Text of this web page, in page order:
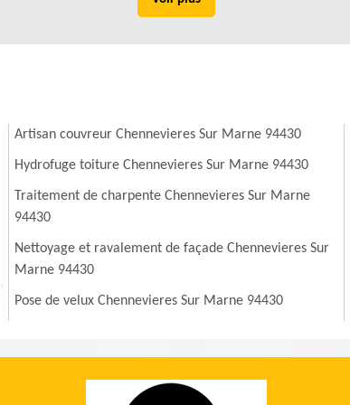
Artisan couvreur Chennevieres Sur Marne 94430
Hydrofuge toiture Chennevieres Sur Marne 94430
Traitement de charpente Chennevieres Sur Marne
94430
Nettoyage et ravalement de façade Chennevieres Sur
Marne 94430
Pose de velux Chennevieres Sur Marne 94430